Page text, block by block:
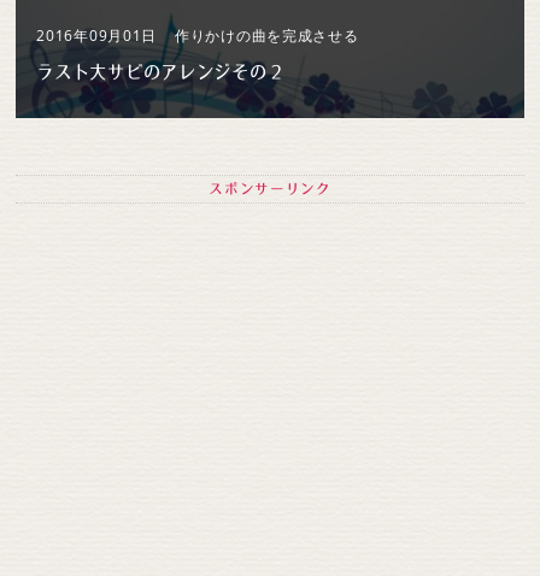
2016年09月01日 作りかけの曲を完成させる
ラスト大サビのアレンジその２
スポンサーリンク